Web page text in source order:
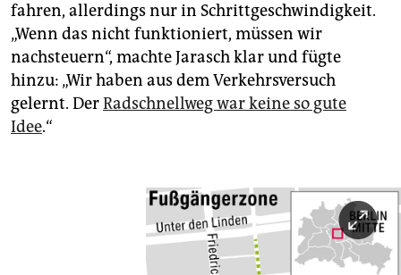
fahren, allerdings nur in Schrittgeschwindigkeit.
„Wenn das nicht funktioniert, müssen wir
nachsteuern“, machte Jarasch klar und fügte
hinzu: „Wir haben aus dem Verkehrsversuch
gelernt. DerRadschnellweg war keine so gute
Idee.“